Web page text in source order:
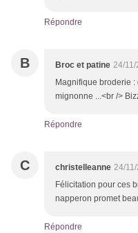
Répondre
B Broc et patine 24/
Magnifique broderie :
mignonne ...<br />
Répondre
C christelleanne 24/
Félicitation pour ces
napperon promet
Répondre